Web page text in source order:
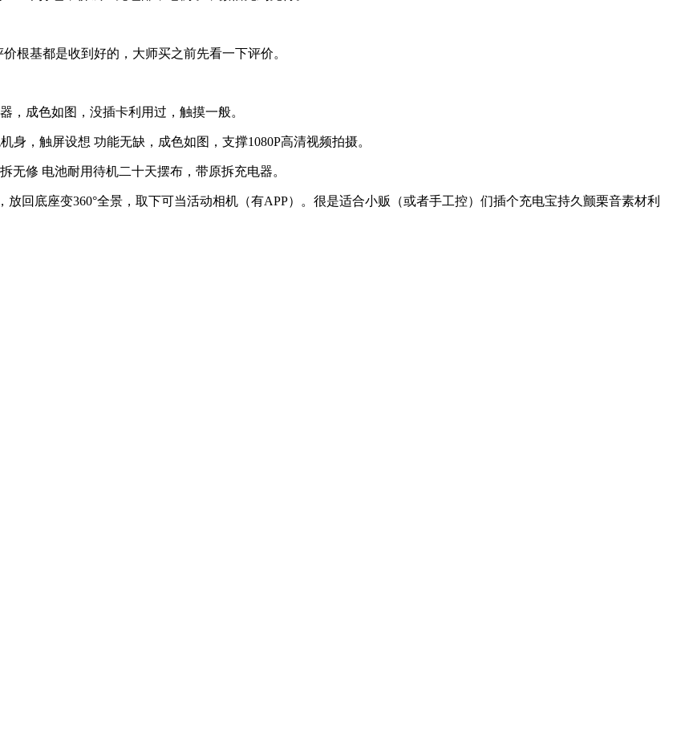
基都是收到好的，大师买之前先看一下评价。
成色如图，没插卡利用过，触摸一般。
，触屏设想 功能无缺，成色如图，支撑1080P高清视频拍摄。
修 电池耐用待机二十天摆布，带原拆充电器。
底座变360°全景，取下可当活动相机（有APP）。很是适合小贩（或者手工控）们插个充电宝持久颤栗音素材利